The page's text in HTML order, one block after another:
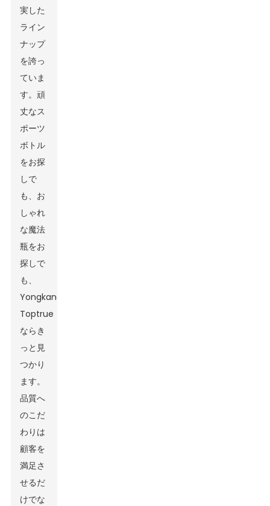
実した
ライン
ナップ
を誇っ
ていま
す。頑
丈なス
ポーツ
ボトル
をお探
しで
も、お
しゃれ
な魔法
瓶をお
探しで
も、
Yongkang
Toptrue
ならき
っと見
つかり
ます。
品質へ
のこだ
わりは
顧客を
満足さ
せるだ
けでな